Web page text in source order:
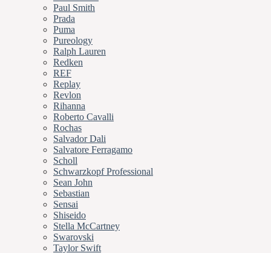
Paul Smith
Prada
Puma
Pureology
Ralph Lauren
Redken
REF
Replay
Revlon
Rihanna
Roberto Cavalli
Rochas
Salvador Dali
Salvatore Ferragamo
Scholl
Schwarzkopf Professional
Sean John
Sebastian
Sensai
Shiseido
Stella McCartney
Swarovski
Taylor Swift